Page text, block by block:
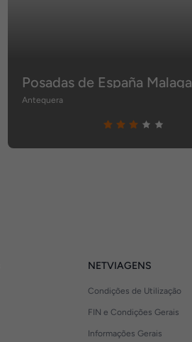
Posadas de España Malaga
Antequera
NETVIAGENS
Condições de Utilização
FIN e Condições Gerais
Informações Gerais